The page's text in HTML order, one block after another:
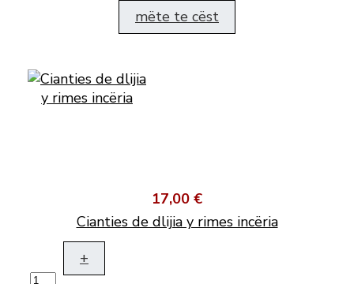
mëte te cëst
17,00 €
Cianties de dlijia y rimes incëria
+